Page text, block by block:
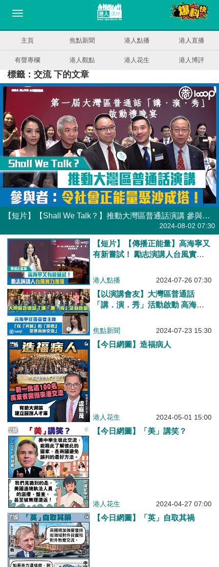
主頁 焦點新聞 港人點播 港人直播
有聲專欄 港人觀點 港人花生 港人博評
標籤：交流 下的文章
【短片】【Shall We Talk？】推動大灣區普通話演講 參與者：令社會正能量聚沙成塔！
2024-08-02 07:30
【短片】【傳播正能量】高海寧​又
有新嘗試！​ 勵志演講人台風實力
港人點播 2024-07-26 07:30
【以演講會友】大灣區普通話
「講．演．秀」活動啟動 高海寧
信」促進兩地交流
焦點新聞 2024-07-23 15:30
【今日網圖】造福病人
港人花生 2024-05-01 15:00
【今日網圖】「美」講笑？
港人花生 2024-04-27 07:00
【今日網圖】「英」自取其禍